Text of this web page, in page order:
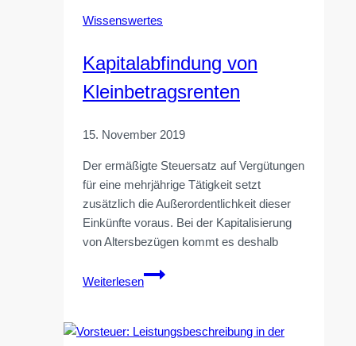
Wissenswertes
Kapitalabfindung von
Kleinbetragsrenten
15. November 2019
Der ermäßigte Steuersatz auf Vergütungen
für eine mehrjährige Tätigkeit setzt
zusätzlich die Außerordentlichkeit dieser
Einkünfte voraus. Bei der Kapitalisierung
von Altersbezügen kommt es deshalb
Weiterlesen
Kapitalabfindung
von